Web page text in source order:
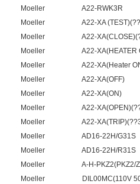
Moeller A22-RWK3R
Moeller A22-XA
Moeller A22-
Moeller A22-XA(HEATER
Moeller A22-XA(Heater
Moeller A22-XA(OFF)
Moeller A22-XA(ON)
Moeller A22-
Moeller A22-
Moeller AD16-22H/G31S
Moeller AD16-22H/R31S
Moeller A-H-PKZ2(PKZ2/
Moeller DIL00MC(110V